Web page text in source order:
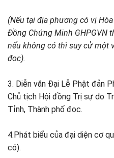
(Nếu tại địa phương có vị
Đồng Chứng Minh GHPGVN
nếu không có thì suy cử một
đọc).
3. Diễn văn Đại Lễ Phật đản
Chủ tịch Hội đồng Trị sự do
Tỉnh, Thành phố đọc.
4.Phát biểu của đại diện cơ
có).